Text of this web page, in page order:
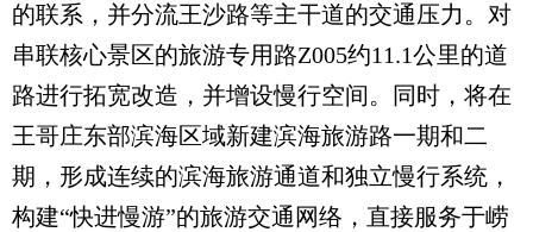
的联系，并分流王沙路等主干道的交通压力。对
串联核心景区的旅游专用路Z005约11.1公里的道
路进行拓宽改造，并增设慢行空间。同时，将在
王哥庄东部滨海区域新建滨海旅游路一期和二
期，形成连续的滨海旅游通道和独立慢行系统，
构建“快进慢游”的旅游交通网络，直接服务于崂